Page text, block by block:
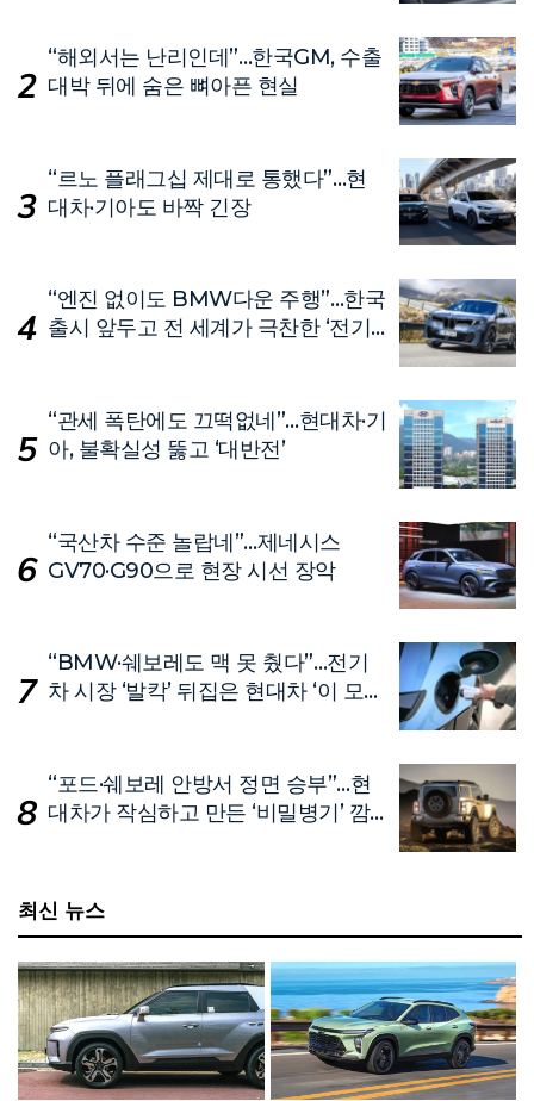
“해외서는 난리인데”…한국GM, 수출
대박 뒤에 숨은 뼈아픈 현실
“르노 플래그십 제대로 통했다”…현
대차·기아도 바짝 긴장
“엔진 없이도 BMW다운 주행”…한국
출시 앞두고 전 세계가 극찬한 ‘전기
“관세 폭탄에도 끄떡없네”…현대차·기
아, 불확실성 뚫고 ‘대반전’
“국산차 수준 놀랍네”…제네시스
GV70·G90으로 현장 시선 장악
“BMW·쉐보레도 맥 못 췄다”…전기
차 시장 ‘발칵’ 뒤집은 현대차 ‘이 모
“포드·쉐보레 안방서 정면 승부”…현
대차가 작심하고 만든 ‘비밀병기’ 깜
최신 뉴스